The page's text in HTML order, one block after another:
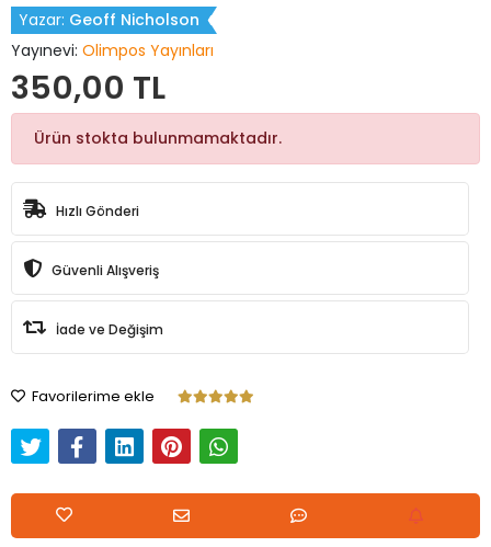
Yazar: Geoff Nicholson
Yayınevi: Olimpos Yayınları
350,00 TL
Ürün stokta bulunmamaktadır.
Hızlı Gönderi
Güvenli Alışveriş
İade ve Değişim
Favorilerime ekle